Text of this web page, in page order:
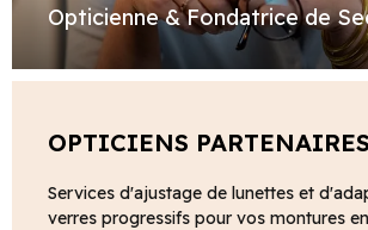
Opticienne & Fondatrice de
OPTICIENS PARTENAIRES
Services d'ajustage de lunettes et
verres progressifs pour vos montures